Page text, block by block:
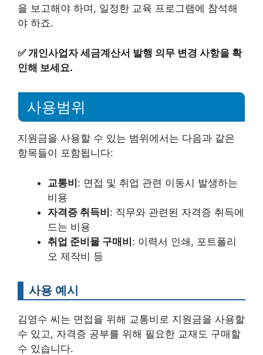
을 보고해야 하며, 일정한 교육 프로그램에 참석해
야 하죠.
✅개인사업자 세금계산서 발행 의무 변경 사항을 확
인해 보세요.
사용범위
지원금을 사용할 수 있는 범위에서는 다음과 같은
항목들이 포함됩니다:
교통비: 면접 및 취업 관련 이동시 발생하는
비용
자격증 취득비: 직무와 관련된 자격증 취득에
드는 비용
취업 준비물 구매비: 이력서 인쇄, 포트폴리
오 제작비 등
사용 예시
김영수 씨는 면접을 위해 교통비로 지원금을 사용할
수 있고, 자격증 공부를 위해 필요한 교재도 구매할
수 있습니다.